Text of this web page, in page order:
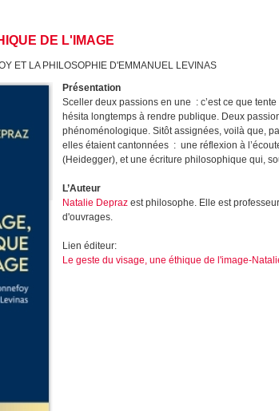
DE L'IMAGE
ET LA PHILOSOPHIE D'EMMANUEL LEVINAS
Présentation
Sceller deux passions en une : c’est ce que
hésita longtemps à rendre publique. Deux
phénoméno­logique. Sitôt assignées, voilà que,
elles étaient cantonnées : une réflexion à
(Heidegger), et une écriture philosophique qui,
L’Auteur
Natalie Depraz est philosophe. Elle est
d'ouvrages.
Lien éditeur:
Le geste du visage, une éthique de l'image-